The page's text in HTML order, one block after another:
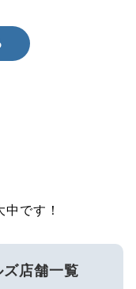
です！
店舗一覧